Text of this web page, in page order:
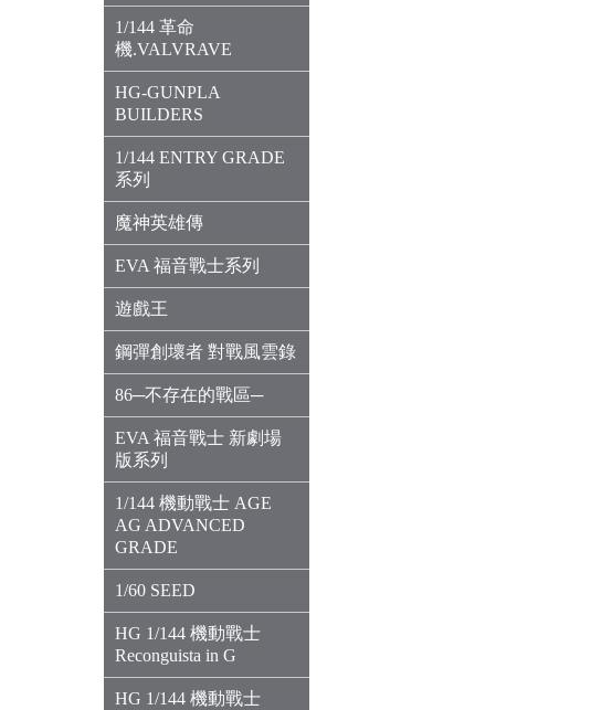
1/144 革命
機.VALVRAVE
HG-GUNPLA
BUILDERS
1/144 ENTRY GRADE
系列
魔神英雄傳
EVA 福音戰士系列
遊戲王
鋼彈創壞者 對戰風雲錄
86─不存在的戰區─
EVA 福音戰士 新劇場
版系列
1/144 機動戰士 AGE
AG ADVANCED
GRADE
1/60 SEED
HG 1/144 機動戰士
Reconguista in G
HG 1/144 機動戰士